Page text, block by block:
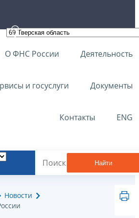
О ФНС России Деятельность
и госуслуги Документы
Контакты ENG
Найти
Новости